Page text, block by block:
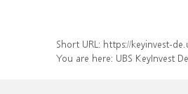
Short URL: https://keyinvest-
You are here: UBS KeyInvest